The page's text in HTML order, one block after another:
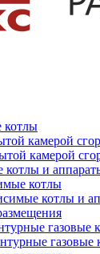
котлы
камерой
камерой
котлы и
котлы
котлы и
газовые